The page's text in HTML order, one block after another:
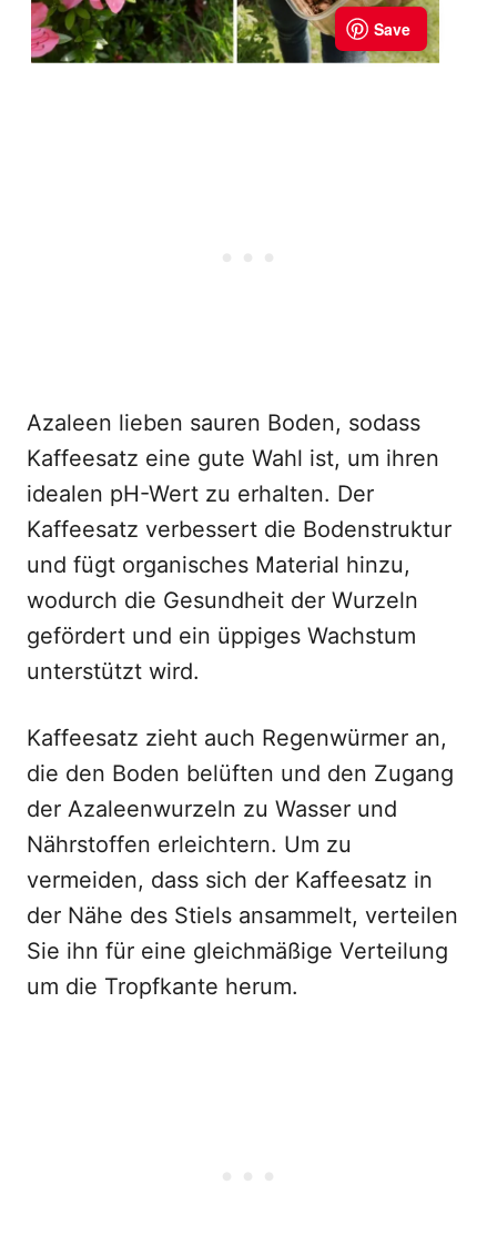
Azaleen lieben sauren Boden, sodass
Kaffeesatz eine gute Wahl ist, um ihren
idealen pH-Wert zu erhalten. Der
Kaffeesatz verbessert die Bodenstruktur
und fügt organisches Material hinzu,
wodurch die Gesundheit der Wurzeln
gefördert und ein üppiges Wachstum
unterstützt wird.
Kaffeesatz zieht auch Regenwürmer an,
die den Boden belüften und den Zugang
der Azaleenwurzeln zu Wasser und
Nährstoffen erleichtern. Um zu
vermeiden, dass sich der Kaffeesatz in
der Nähe des Stiels ansammelt, verteilen
Sie ihn für eine gleichmäßige Verteilung
um die Tropfkante herum.